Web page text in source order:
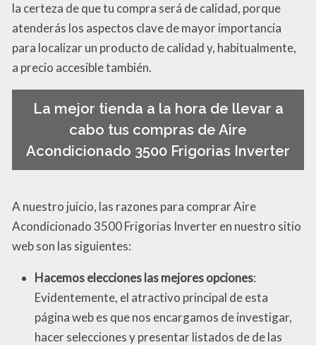
la certeza de que tu compra será de calidad, porque
atenderás los aspectos clave de mayor importancia
para localizar un producto de calidad y, habitualmente,
a precio accesible también.
La mejor tienda a la hora de llevar a
cabo tus compras de Aire
Acondicionado 3500 Frigorias Inverter
A nuestro juicio, las razones para comprar Aire
Acondicionado 3500 Frigorias Inverter en nuestro sitio
web son las siguientes:
Hacemos elecciones las mejores opciones:
Evidentemente, el atractivo principal de esta
página web es que nos encargamos de investigar,
hacer selecciones y presentar listados de de las